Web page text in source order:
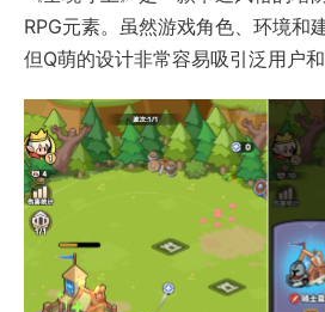
RPG元素。虽然游戏角色、环境和
但Q萌的设计非常容易吸引泛用户和